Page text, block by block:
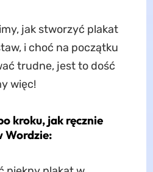
jak stworzyć plakat
i choć na początku
trudne, jest to dość
więc!
kroku, jak ręcznie
Wordzie: